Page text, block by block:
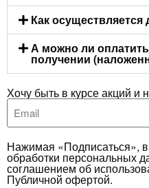
Как осуществляется
А можно ли
получении
Хочу быть в курсе акций и
Нажимая «Подписаться»,
обработки персональных
соглашением об
Публичной офертой.